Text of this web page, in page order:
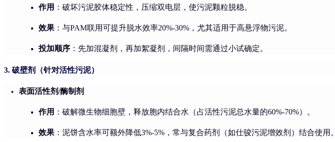
作用 ：破坏污泥胶体稳定性，压缩双电层，使污泥颗粒脱稳。
效果 ：与PAM联用可提升脱水效率20%-30%，尤其适用于高悬浮物污泥。
投加顺序 ：先加混凝剂，再加絮凝剂，间隔时间需通过小试确定。
3. 破壁剂（针对活性污泥）
表面活性剂/酶制剂
作用 ：破解微生物细胞壁，释放胞内结合水（占活性污泥总水量的60%-70%）。
效果 ：泥饼含水率可额外降低3%-5%，常与复合药剂（如仕骏污泥增效剂）结合使用。